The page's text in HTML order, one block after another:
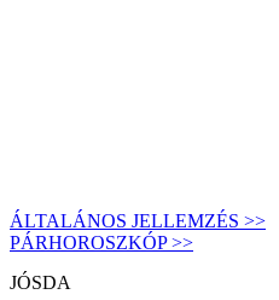
ÁLTALÁNOS JELLEMZÉS >>
PÁRHOROSZKÓP >>
JÓSDA